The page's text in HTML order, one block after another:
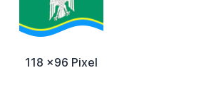
118 x96 Pixel